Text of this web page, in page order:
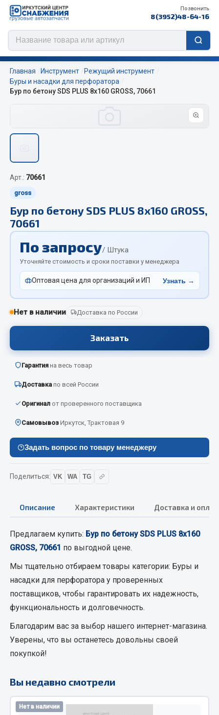
Позвонить
8(3952)48-64-16
Цепи противоскольжения
ЦЕПИ РОССИЯ
Изготовление цепей на колеса BOHU
Весь раздел
Отопители салона, подогреватели
Автономные воздушные отопители
Жидкостные подогреватели
Отопители салона
Подогреватели тосола
Весь раздел
Автозвук
Аптечки и знаки автомобильные
Брызговики
Вымпела
Масла
Охладжающие жидкости
Технические жидкости
Болты
Гайки
Пресс-масленки
Пробки
Пружины
Главная Инструмент
Режущий инструмент
Буры и насадки для перфоратора
Бур по бетону SDS PLUS 8х160 GROSS, 70661
Арт.: 70661
gross
Бур по бетону SDS PLUS 8х160 GROSS,
70661
По запросу/ Штука
Уточняйте стоимость и сроки поставки у менеджера
Оптовая цена для организаций и ИП Узнать →
Нет в наличии Доставка по России
Заказать
Гарантия на весь товар
Доставка по всей России
Оригинал от проверенного поставщика
Самовывоз Иркутск, Трактовая 9
Задать вопрос по товару менеджеру
Поделиться: VK WA TG
Описание Характеристики Доставка и
Предлагаем купить: Бур по бетону SDS PLUS 8х160
GROSS, 70661 по выгодной цене.
Мы тщательно отбираем товары категории: Буры и
насадки для перфоратора у проверенных
поставщиков, чтобы гарантировать их надежность,
функциональность и долговечность.
Благодарим вас за выбор нашего интернет-магазина.
Уверены, что вы останетесь довольны своей
покупкой!
Вы недавно смотрели
Нет в наличии